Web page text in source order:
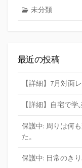
未分類
最近の投稿
【詳細】7月対面
【詳細】自宅で
保護中: 周りは何
た。
保護中: 日常のき